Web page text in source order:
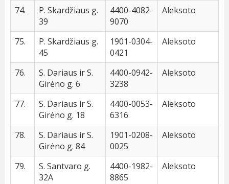
74.
P. Skardžiaus g.
39
4400-4082-
9070
Aleksoto
75.
P. Skardžiaus g.
45
1901-0304-
0421
Aleksoto
76.
S. Dariaus ir S.
Girėno g. 6
4400-0942-
3238
Aleksoto
77.
S. Dariaus ir S.
Girėno g. 18
4400-0053-
6316
Aleksoto
78.
S. Dariaus ir S.
Girėno g. 84
1901-0208-
0025
Aleksoto
79.
S. Santvaro g.
32A
4400-1982-
8865
Aleksoto